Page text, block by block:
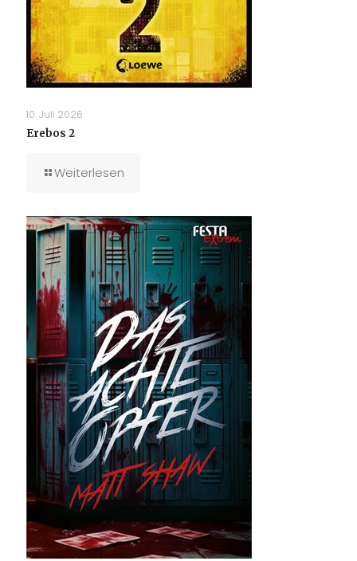
10. Juli 2026
Erebos 2
Weiterlesen